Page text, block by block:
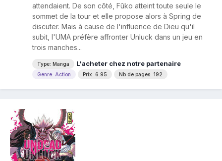
attendaient. De son côté, Fûko atteint toute seule le
sommet de la tour et elle propose alors à Spring de
discuter. Mais à cause de l'influence de Dieu qu'il
subit, l'UMA préfère affronter Unluck dans un jeu en
trois manches...
Type: Manga L'acheter chez notre partenaire
Genre: Action Prix: 6.95 Nb de pages: 192